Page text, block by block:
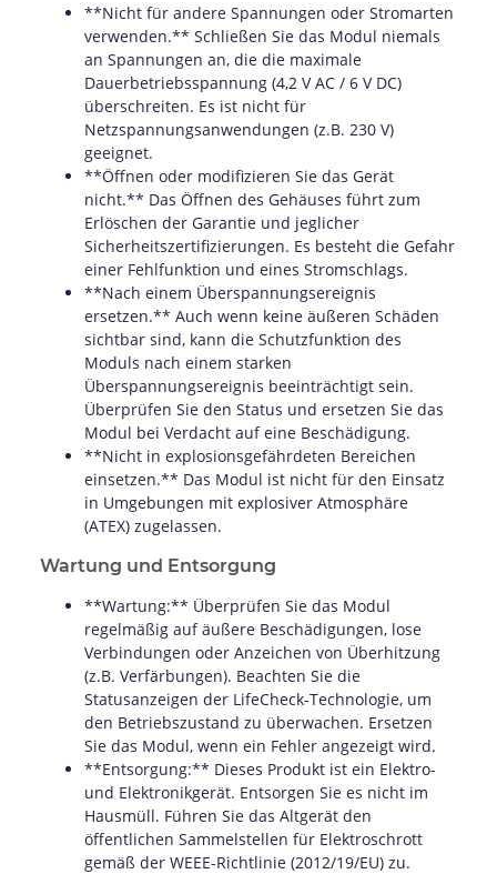
**Nicht für andere Spannungen oder Stromarten
verwenden.** Schließen Sie das Modul niemals
an Spannungen an, die die maximale
Dauerbetriebsspannung (4,2 V AC / 6 V DC)
überschreiten. Es ist nicht für
Netzspannungsanwendungen (z.B. 230 V)
geeignet.
**Öffnen oder modifizieren Sie das Gerät
nicht.** Das Öffnen des Gehäuses führt zum
Erlöschen der Garantie und jeglicher
Sicherheitszertifizierungen. Es besteht die Gefahr
einer Fehlfunktion und eines Stromschlags.
**Nach einem Überspannungsereignis
ersetzen.** Auch wenn keine äußeren Schäden
sichtbar sind, kann die Schutzfunktion des
Moduls nach einem starken
Überspannungsereignis beeinträchtigt sein.
Überprüfen Sie den Status und ersetzen Sie das
Modul bei Verdacht auf eine Beschädigung.
**Nicht in explosionsgefährdeten Bereichen
einsetzen.** Das Modul ist nicht für den Einsatz
in Umgebungen mit explosiver Atmosphäre
(ATEX) zugelassen.
Wartung und Entsorgung
**Wartung:** Überprüfen Sie das Modul
regelmäßig auf äußere Beschädigungen, lose
Verbindungen oder Anzeichen von Überhitzung
(z.B. Verfärbungen). Beachten Sie die
Statusanzeigen der LifeCheck-Technologie, um
den Betriebszustand zu überwachen. Ersetzen
Sie das Modul, wenn ein Fehler angezeigt wird.
**Entsorgung:** Dieses Produkt ist ein Elektro-
und Elektronikgerät. Entsorgen Sie es nicht im
Hausmüll. Führen Sie das Altgerät den
öffentlichen Sammelstellen für Elektroschrott
gemäß der WEEE-Richtlinie (2012/19/EU) zu.